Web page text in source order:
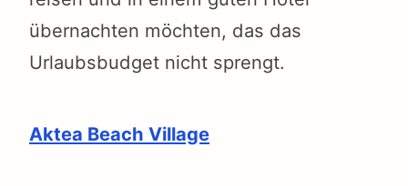
übernachten möchten, das das
Urlaubsbudget nicht sprengt.
Aktea Beach Village